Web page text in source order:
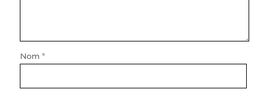
Nom *